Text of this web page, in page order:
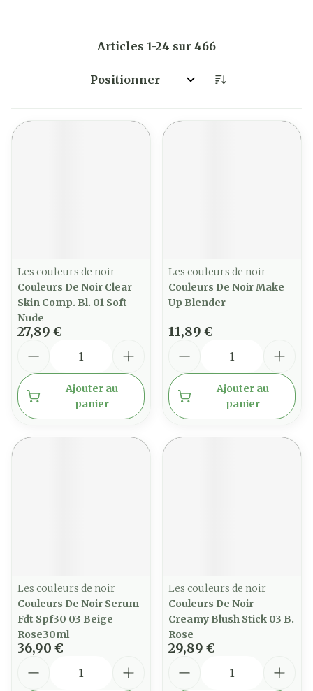
Articles 1-24 sur 466
Trier par:
Les couleurs de noir
Couleurs De Noir Clear
Skin Comp. Bl. 01 Soft
Nude
27,89 €
Ajouter au
panier
Les couleurs de noir
Couleurs De Noir Make
Up Blender
11,89 €
Ajouter au
panier
Les couleurs de noir
Couleurs De Noir Serum
Fdt Spf30 03 Beige
Rose30ml
36,90 €
Les couleurs de noir
Couleurs De Noir
Creamy Blush Stick 03 B.
Rose
29,89 €